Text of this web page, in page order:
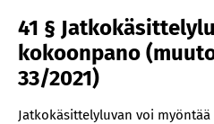
41 §
kokoonpano
33/2021)
Jatkokäsittelyluvan voi